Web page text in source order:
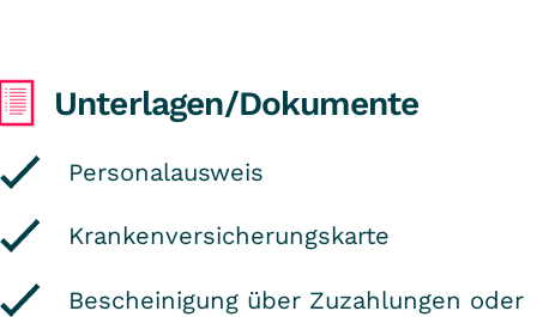
Unterlagen/Dokumente
Personalausweis
Krankenversicherungskarte
Bescheinigung über Zuzahlungen oder